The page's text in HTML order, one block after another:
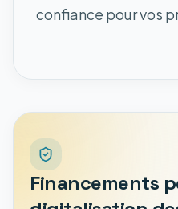
confiance pour vos
Financements